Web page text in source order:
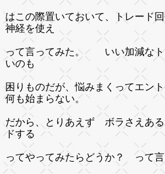
はこの際置いておいて、トレード
神経を使え
って言ってみた。 いい加減なト
いのも
困りものだが、悩みまくってエント
何も始まらない。
だから、とりあえず ボラさえあ
ドする
ってやってみたらどうか？ って言